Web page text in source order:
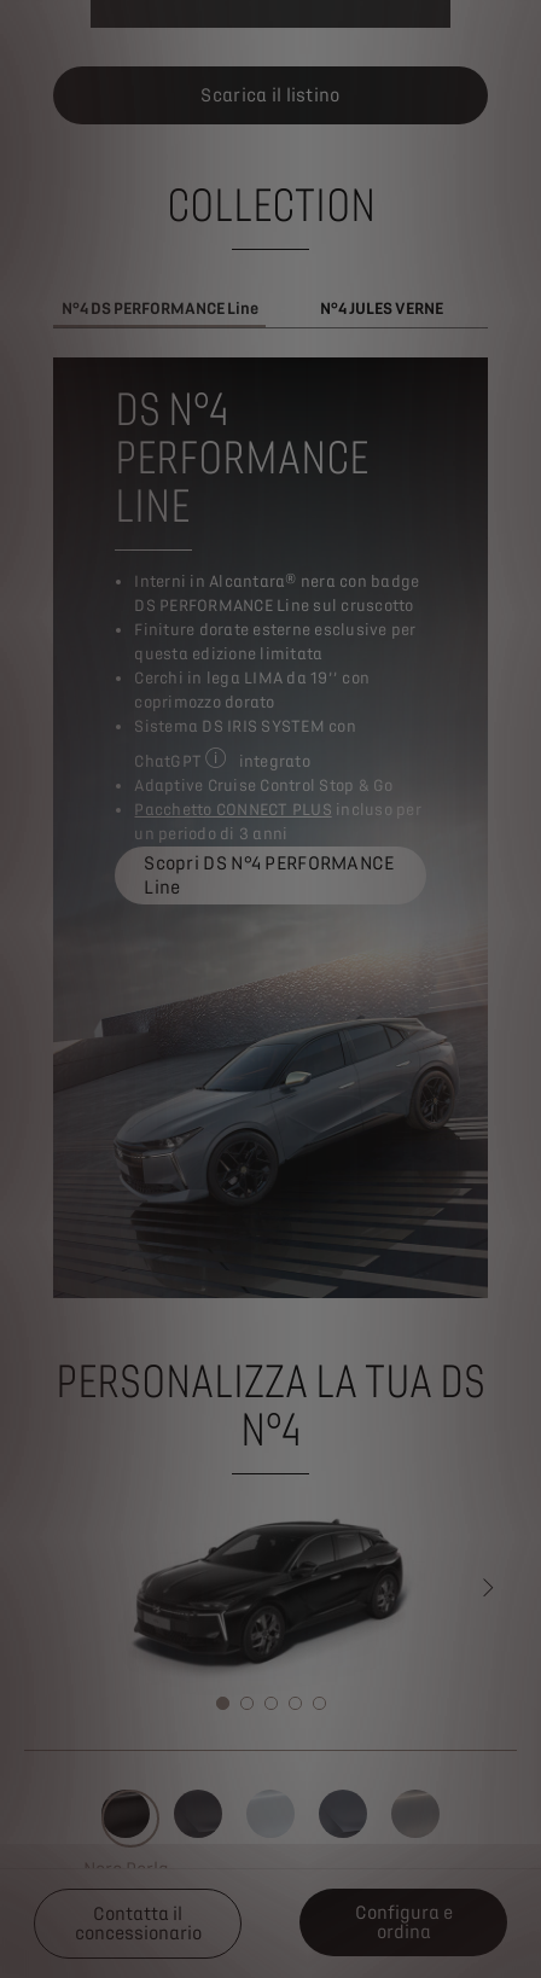
Scarica il listino
COLLECTION
N°4 DS PERFORMANCE Line N°4 JULES VERNE
DS N°4
PERFORMANCE
LINE
Interni in Alcantara® nera con badge
DS PERFORMANCE Line sul cruscotto
Finiture dorate esterne esclusive per
questa edizione limitata
Cerchi in lega LIMA da 19’’ con
coprimozzo dorato
Sistema DS IRIS SYSTEM con
ChatGPT
Con le ultime novità tecnologiche.
integrato
Adaptive Cruise Control Stop & Go
Pacchetto CONNECT PLUS incluso per
un periodo di 3 anni
Scopri DS N°4 PERFORMANCE
Line
PERSONALIZZA LA TUA DS
N°4
Nero Perla
Contatta il
concessionario
Configura e
ordina